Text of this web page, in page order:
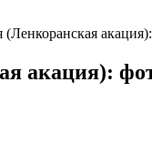
акация):